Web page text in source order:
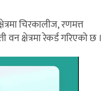
चिरकालीज, रणमत्त
वन क्षेत्रमा रेकर्ड गरिएको छ ।